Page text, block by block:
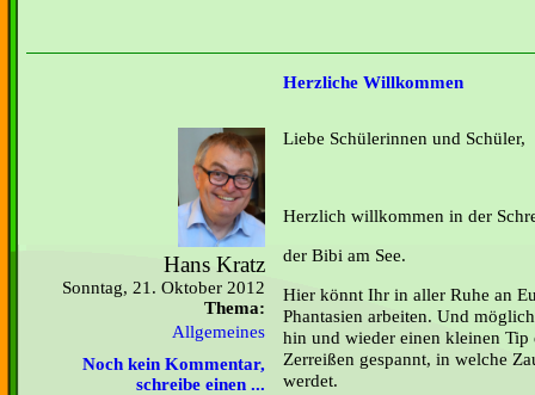
Herzliche Willkommen
Hans Kratz
Sonntag, 21. Oktober 2012
Thema:
Allgemeines
Noch kein Kommentar,
schreibe einen ...
Liebe Schülerinnen und Schüler,
Herzlich willkommen in der
der Bibi am See.
Hier könnt Ihr in aller Ruhe an
Phantasien arbeiten. Und
hin und wieder einen kleinen
Zerreißen gespannt, in welche
werdet.